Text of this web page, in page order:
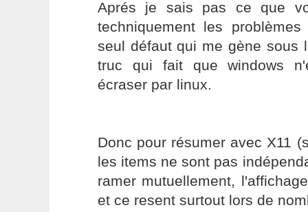
Aprés je sais pas ce que
techniquement les
seul défaut qui me gène sous
truc qui fait que windows
écraser par linux.
Donc pour résumer avec X11
les items ne sont pas
ramer mutuellement,
et ce resent surtout lors de